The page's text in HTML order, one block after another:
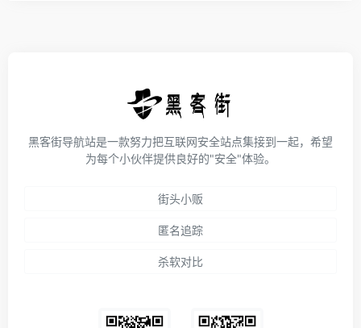
黑客街导航站是一款努力把互联网安全站点集接到一起，希望
为每个小伙伴提供良好的"安全"体验。
街头小贩
匿名追踪
杀软对比